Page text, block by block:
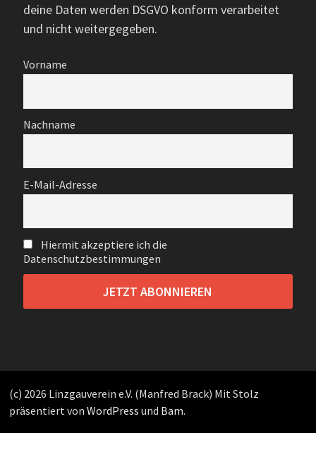
deine Daten werden DSGVO konform verarbeitet
und nicht weitergegeben.
Vorname
Nachname
E-Mail-Adresse
Hiermit akzeptiere ich die
Datenschutzbestimmungen
(c) 2026 Linzgauverein e.V. (Manfred Brack) Mit Stolz
präsentiert von WordPress und Bam.